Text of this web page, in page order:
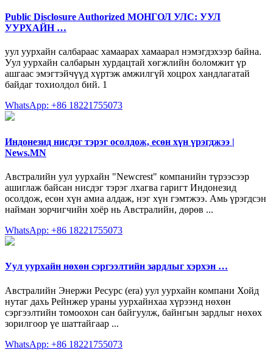
Public Disclosure Authorized МОНГОЛ УЛС: УУЛ
УУРХАЙН …
уул уурхайн салбараас хамаарах хамаарал нэмэгдэхээр байна.
Уул уурхайн салбарын хурдацтай хөгжлийн боломжит үр
ашгаас эмэгтэйчүүд хүртэж амжилгүй хоцрох хандлагатай
байдаг тохиолдол бий. 1
WhatsApp: +86 18221755073
Индонезид нисдэг тэрэг осолдож, есөн хүн үрэгджээ |
News.MN
Австралийн уул уурхайн "Newcrest" компанийн түрээсээр
ашиглаж байсан нисдэг тэрэг лхагва гаригт Индонезид
осолдож, есөн хүн амиа алдаж, нэг хүн гэмтжээ. Амь үрэгдсэн
найман зорчигчийн хоёр нь Австралийн, дөрөв ...
WhatsApp: +86 18221755073
Уул уурхайн нөхөн сэргээлтийн зардлыг хэрхэн …
Австралийн Энержи Ресурс (era) уул уурхайн компани Хойд
нутаг дахь Рейнжер ураны уурхайнхаа хүрээнд нөхөн
сэргээлтийн томоохон сан байгуулж, байнгын зардлыг нөхөх
зорилгоор үе шаттайгаар ...
WhatsApp: +86 18221755073